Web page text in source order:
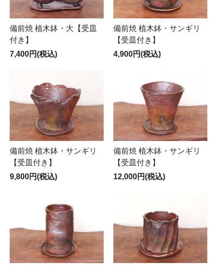
備前焼 植木鉢・大【受皿
付き】
7,400円(税込)
備前焼 植木鉢・サンギリ
【受皿付き】
4,900円(税込)
備前焼 植木鉢・サンギリ
【受皿付き】
9,800円(税込)
備前焼 植木鉢・サンギリ
【受皿付き】
12,000円(税込)